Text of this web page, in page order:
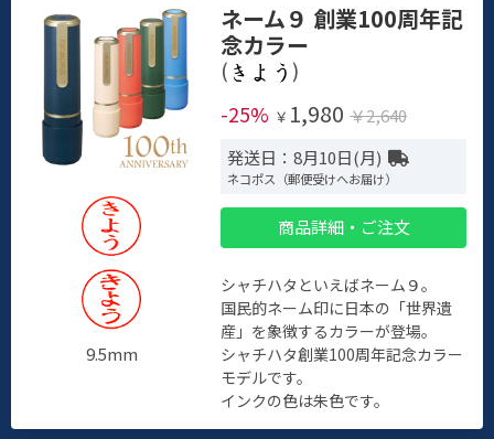
9.5mm
ネーム９ 創業100周年記
念カラー
(
)
-25% ￥ 1,980 ￥2,640
発送日：8月10日(月)
ネコポス（郵便受けへお届け）
商品詳細・ご注文
シャチハタといえばネーム９。
国民的ネーム印に日本の「世界遺
産」を象徴するカラーが登場。
シャチハタ創業100周年記念カラー
モデルです。
インクの色は朱色です。